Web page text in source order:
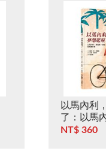
以馬內利
了：以馬
蘇．葉波
NT$ 360